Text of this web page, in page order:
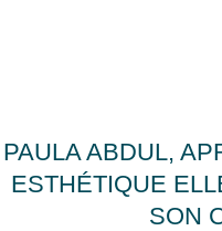
PAULA ABDUL,
ESTHÉTIQUE
SON